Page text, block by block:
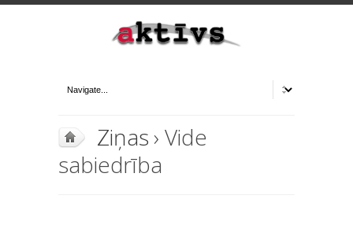
Ziņas› Vide
sabiedrība